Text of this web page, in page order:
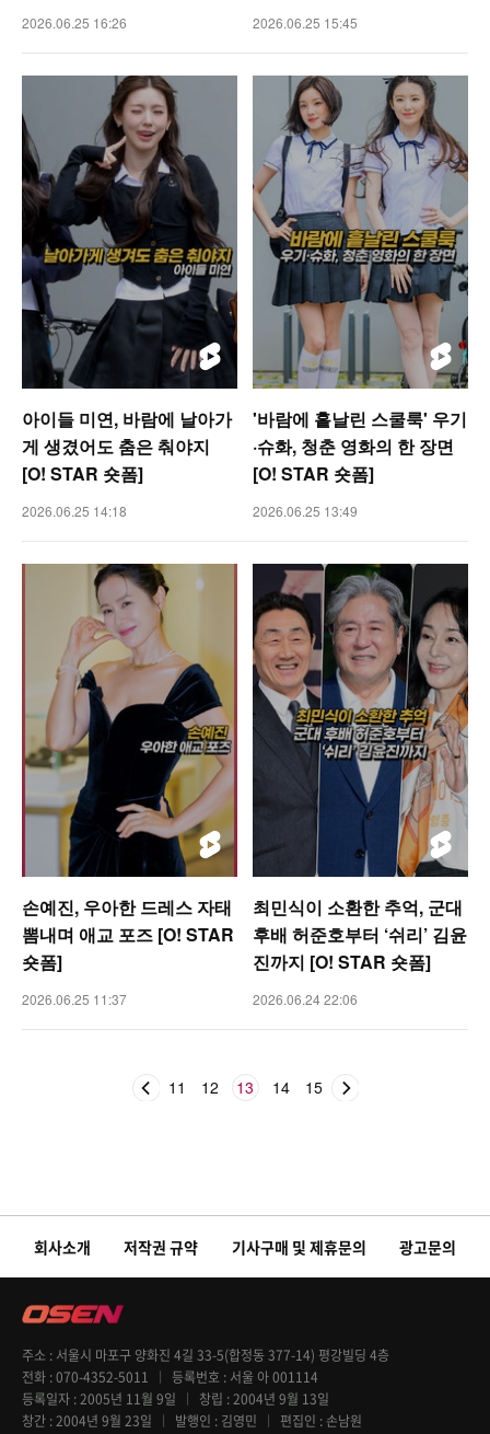
2026.06.25 16:26 2026.06.25 15:45
아이들 미연, 바람에 날아가
게 생겼어도 춤은 춰야지
[O! STAR 숏폼]
2026.06.25 14:18
'바람에 흩날린 스쿨룩' 우기
·슈화, 청춘 영화의 한 장면
[O! STAR 숏폼]
2026.06.25 13:49
손예진, 우아한 드레스 자태
뽐내며 애교 포즈 [O! STAR
숏폼]
2026.06.25 11:37
최민식이 소환한 추억, 군대
후배 허준호부터 ‘쉬리’ 김윤
진까지 [O! STAR 숏폼]
2026.06.24 22:06
11 12 13 14 15
회사소개 저작권 규약 기사구매 및 제휴문의 광고문의
주소
서울시 마포구 양화진 4길 33-5(합정동 377-14) 평강빌딩 4층
전화 070-4352-5011 등록번호
서울 아 001114
등록일자 2005년 11월 9일 창립 2004년 9월 13일
창간 2004년 9월 23일 발행인 김영민 편집인
손남원